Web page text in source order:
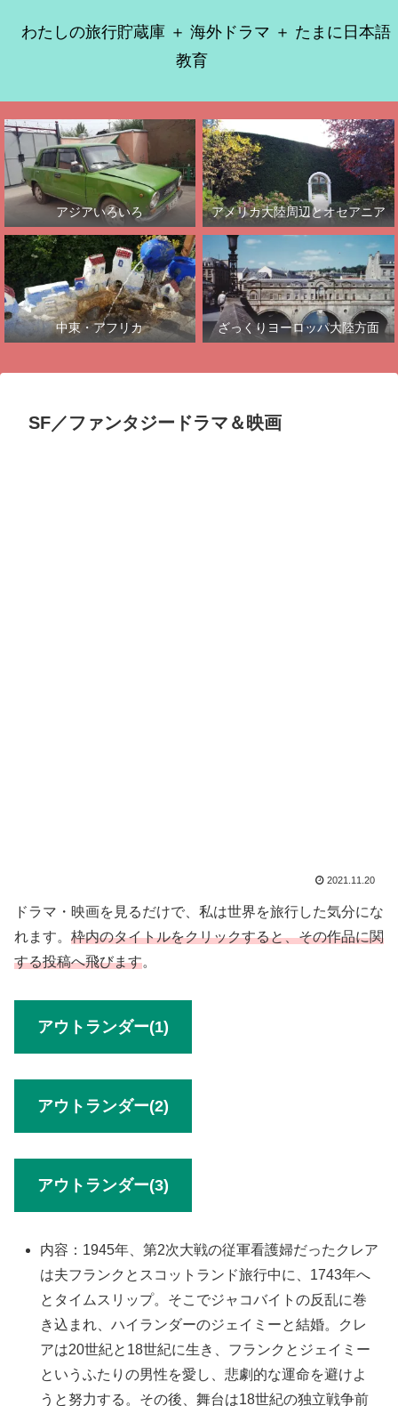
わたしの旅行貯蔵庫 ＋ 海外ドラマ ＋ たまに日本語
教育
アジアいろいろ アメリカ大陸周辺とオセアニア
中東・アフリカ ざっくりヨーロッパ大陸方面
SF／ファンタジードラマ＆映画
2021.11.20
ドラマ・映画を見るだけで、私は世界を旅行した気分にな
れます。 枠内のタイトルをクリックすると、その作品に関
する投稿へ飛びます。
アウトランダー(1)
アウトランダー(2)
アウトランダー(3)
内容：1945年、第2次大戦の従軍看護婦だったクレア
は夫フランクとスコットランド旅行中に、1743年へ
とタイムスリップ。そこでジャコバイトの反乱に巻
き込まれ、ハイランダーのジェイミーと結婚。クレ
アは20世紀と18世紀に生き、フランクとジェイミー
というふたりの男性を愛し、悲劇的な運命を避けよ
うと努力する。その後、舞台は18世紀の独立戦争前